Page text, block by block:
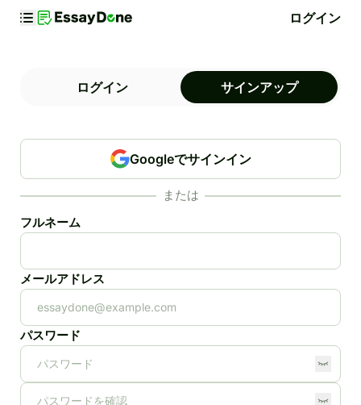
ログイン
ログイン サインアップ
Googleでサインイン
または
フルネーム
メールアドレス
パスワード